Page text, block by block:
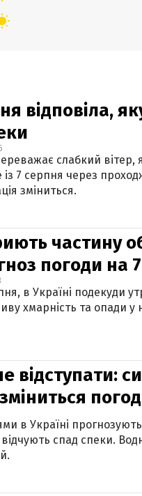
відповіла,
слабкий
із 7 серпня через
зміниться.
частину
погоди на
в Україні подекуди
хмарність та опади у
відступати:
в Україні прогнозують
спад спеки.